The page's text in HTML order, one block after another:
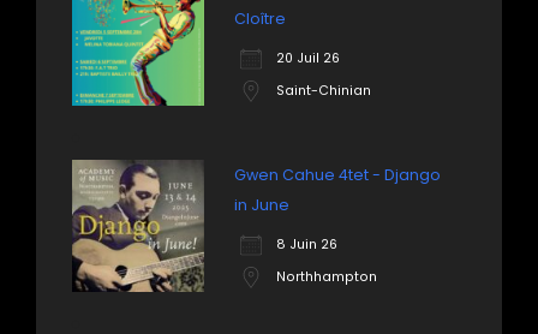
Cloître
20 Juil 26
Saint-Chinian
Gwen Cahue 4tet - Django
in June
8 Juin 26
Northhampton